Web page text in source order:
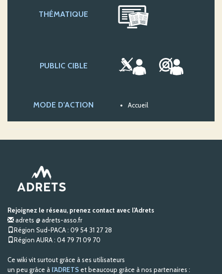
THÉMATIQUE
PUBLIC CIBLE
MODE D'ACTION Accueil
Rejoignez le réseau, prenez contact avec l'Adrets
adrets @ adrets-asso.fr
Région Sud-PACA : 09 54 31 27 28
Région AURA : 04 79 71 09 70
Ce wiki vit surtout grâce à ses utilisateurs
un peu grâce à l'ADRETS et beaucoup grâce à nos partenaires :